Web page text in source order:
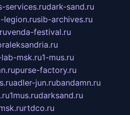
services.rudark-sand.ru
legion.rusib-archives.ru
venda-festival.ru
msk.ru1-mus.ru
purse-factory.ru
adler-jun.rubandamn.ru
1mus.rudarksand.ru
rtdco.ru